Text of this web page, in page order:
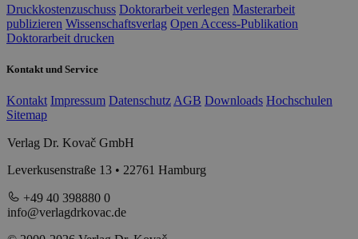
Druckkostenzuschuss Doktorarbeit verlegen Masterarbeit
publizieren Wissenschaftsverlag Open Access-Publikation
Doktorarbeit drucken
Kontakt und Service
Kontakt Impressum Datenschutz AGB Downloads Hochschulen
Sitemap
Verlag Dr. Kovač GmbH
Leverkusenstraße 13 • 22761 Hamburg
+49 40 398880 0
info@verlagdrkovac.de